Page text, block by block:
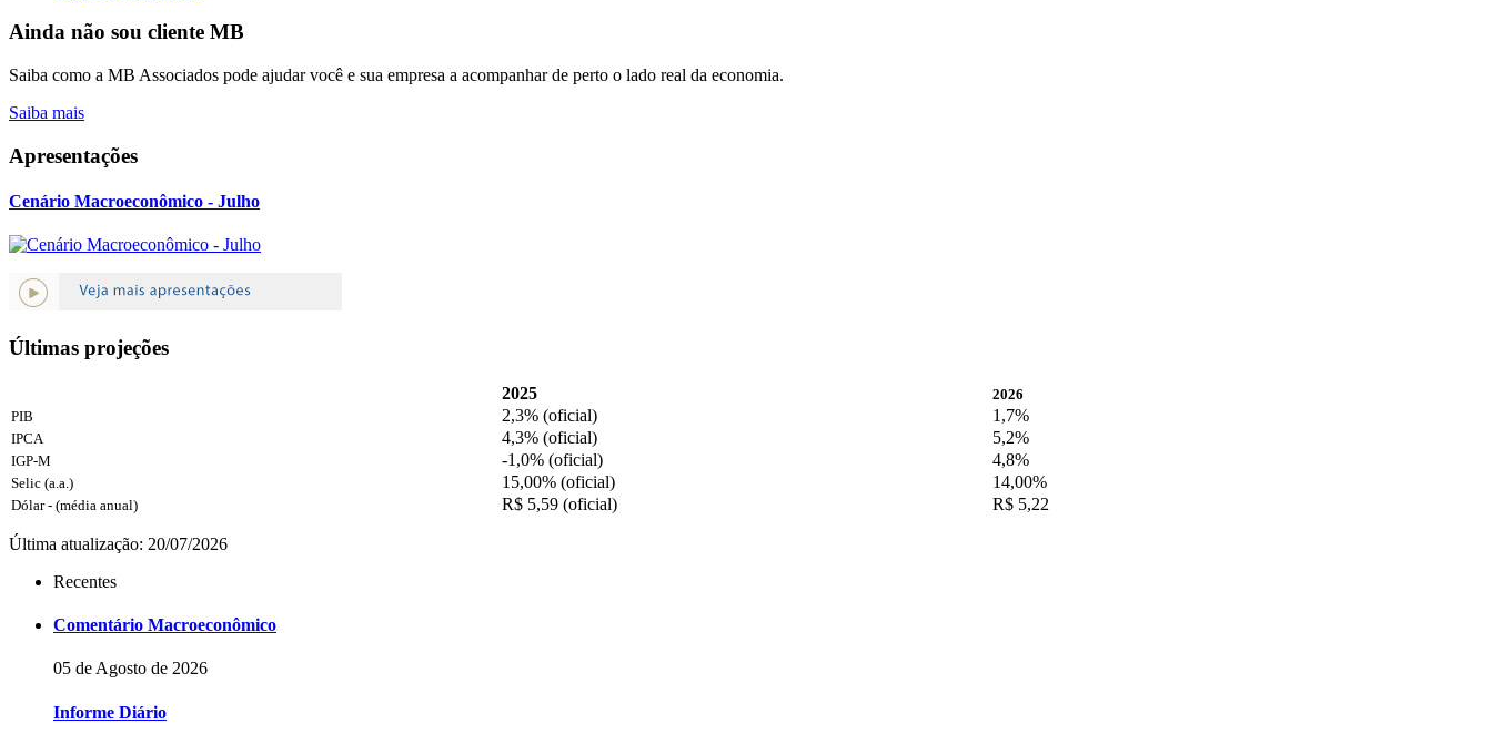
Ainda não sou cliente MB
Saiba como a MB Associados pode ajudar você e sua empresa a acompanhar de perto o lado real da economia.
Saiba mais
Apresentações
Cenário Macroeconômico - Julho
Últimas projeções
2025
2026
PIB
2,3% (oficial) 1,7%
IPCA 4,3% (oficial) 5,2%
IGP-M -1,0% (oficial) 4,8%
Selic (a.a.) 15,00% (oficial) 14,00%
Dólar - (média anual) R$ 5,59 (oficial) R$ 5,22
Última atualização: 20/07/2026
Recentes
Comentário Macroeconômico
05 de Agosto de 2026
Informe Diário